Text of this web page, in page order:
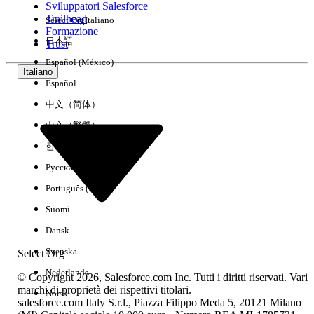
Esperienza
Nessun risultato
Sviluppatori Salesforce
Trailhead
Formazione
Trust
Italiano
Select Org
Select OrgItaliano
日本語
Español (México)
Español
中文（简体）
中文（繁體）
한국어
Русский
Português (Brasil)
Suomi
Dansk
Svenska
Nederlands
Norsk
© Copyright 2026, Salesforce.com Inc. Tutti i diritti riservati. Vari
marchi di proprietà dei rispettivi titolari.
salesforce.com Italy S.r.l., Piazza Filippo Meda 5, 20121 Milano